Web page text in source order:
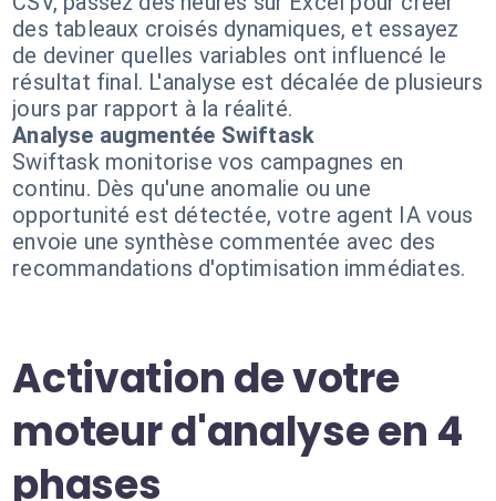
des tableaux croisés dynamiques, et essayez
de deviner quelles variables ont influencé le
résultat final. L'analyse est décalée de plusieurs
jours par rapport à la réalité.
Analyse augmentée Swiftask
Swiftask monitorise vos campagnes en
continu. Dès qu'une anomalie ou une
opportunité est détectée, votre agent IA vous
envoie une synthèse commentée avec des
recommandations d'optimisation immédiates.
Activation de votre
moteur d'analyse en 4
phases